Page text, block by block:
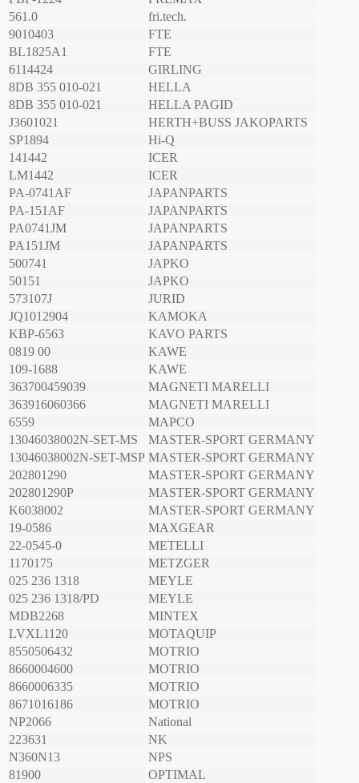
561.0
fri.tech.
9010403
FTE
BL1825A1
FTE
6114424
GIRLING
8DB 355 010-021
HELLA
8DB 355 010-021
HELLA PAGID
J3601021
HERTH+BUSS JAKOPARTS
SP1894
Hi-Q
141442
ICER
LM1442
ICER
PA-0741AF
JAPANPARTS
PA-151AF
JAPANPARTS
PA0741JM
JAPANPARTS
PA151JM
JAPANPARTS
500741
JAPKO
50151
JAPKO
573107J
JURID
JQ1012904
KAMOKA
KBP-6563
KAVO PARTS
0819 00
KAWE
109-1688
KAWE
363700459039
MAGNETI MARELLI
363916060366
MAGNETI MARELLI
6559
MAPCO
13046038002N-SET-MS
MASTER-SPORT GERMANY
13046038002N-SET-MSP MASTER-SPORT GERMANY
202801290
MASTER-SPORT GERMANY
202801290P
MASTER-SPORT GERMANY
K6038002
MASTER-SPORT GERMANY
19-0586
MAXGEAR
22-0545-0
METELLI
1170175
METZGER
025 236 1318
MEYLE
025 236 1318/PD
MEYLE
MDB2268
MINTEX
LVXL1120
MOTAQUIP
8550506432
MOTRIO
8660004600
MOTRIO
8660006335
MOTRIO
8671016186
MOTRIO
NP2066
National
223631
NK
N360N13
NPS
81900
OPTIMAL